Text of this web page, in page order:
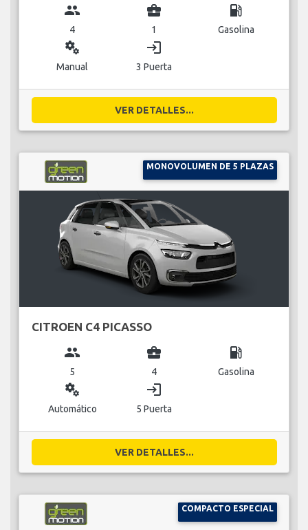
group
4
business_center
1
local_gas_station
Gasolina
miscellaneous_services
Manual
login
3 Puerta
VER DETALLES...
MONOVOLUMEN DE 5 PLAZAS
CITROEN C4 PICASSO
group
5
business_center
4
local_gas_station
Gasolina
miscellaneous_services
Automático
login
5 Puerta
VER DETALLES...
COMPACTO ESPECIAL